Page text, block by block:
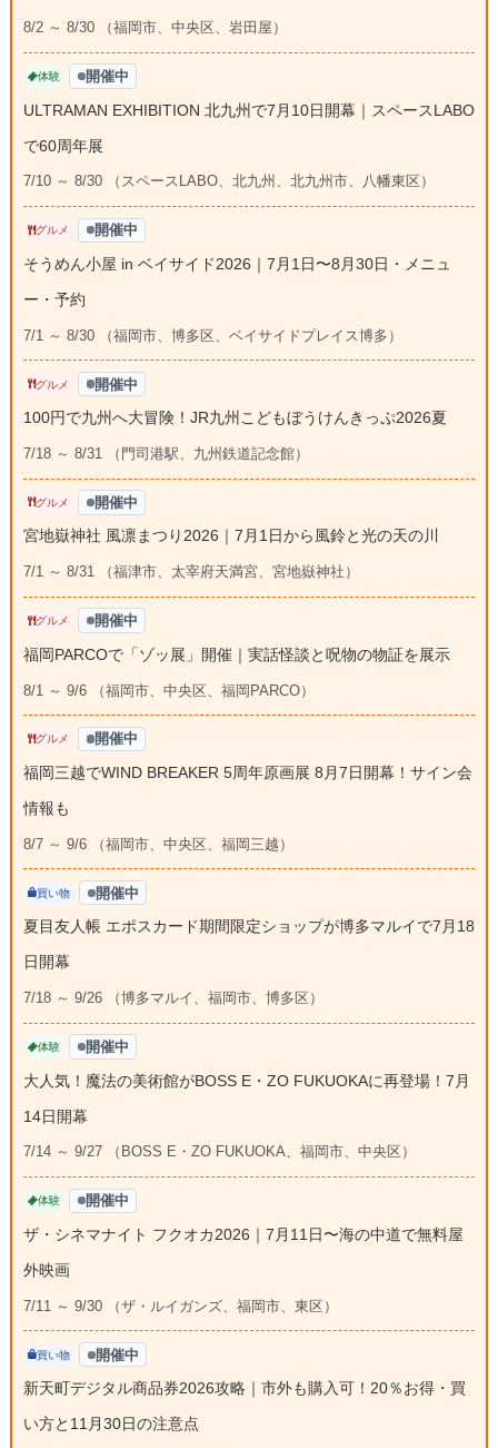
8/2 ～ 8/30 （福岡市、中央区、岩田屋）
体験 開催中
ULTRAMAN EXHIBITION 北九州で7月10日開幕｜スペースLABO
で60周年展
7/10 ～ 8/30 （スペースLABO、北九州、北九州市、八幡東区）
グルメ 開催中
そうめん小屋 in ベイサイド2026｜7月1日〜8月30日・メニュ
ー・予約
7/1 ～ 8/30 （福岡市、博多区、ベイサイドプレイス博多）
グルメ 開催中
100円で九州へ大冒険！JR九州こどもぼうけんきっぷ2026夏
7/18 ～ 8/31 （門司港駅、九州鉄道記念館）
グルメ 開催中
宮地嶽神社 風凛まつり2026｜7月1日から風鈴と光の天の川
7/1 ～ 8/31 （福津市、太宰府天満宮、宮地嶽神社）
グルメ 開催中
福岡PARCOで「ゾッ展」開催｜実話怪談と呪物の物証を展示
8/1 ～ 9/6 （福岡市、中央区、福岡PARCO）
グルメ 開催中
福岡三越でWIND BREAKER 5周年原画展 8月7日開幕！サイン会
情報も
8/7 ～ 9/6 （福岡市、中央区、福岡三越）
買い物 開催中
夏目友人帳 エポスカード期間限定ショップが博多マルイで7月18
日開幕
7/18 ～ 9/26 （博多マルイ、福岡市、博多区）
体験 開催中
大人気！魔法の美術館がBOSS E・ZO FUKUOKAに再登場！7月
14日開幕
7/14 ～ 9/27 （BOSS E・ZO FUKUOKA、福岡市、中央区）
体験 開催中
ザ・シネマナイト フクオカ2026｜7月11日〜海の中道で無料屋
外映画
7/11 ～ 9/30 （ザ・ルイガンズ、福岡市、東区）
買い物 開催中
新天町デジタル商品券2026攻略｜市外も購入可！20％お得・買
い方と11月30日の注意点